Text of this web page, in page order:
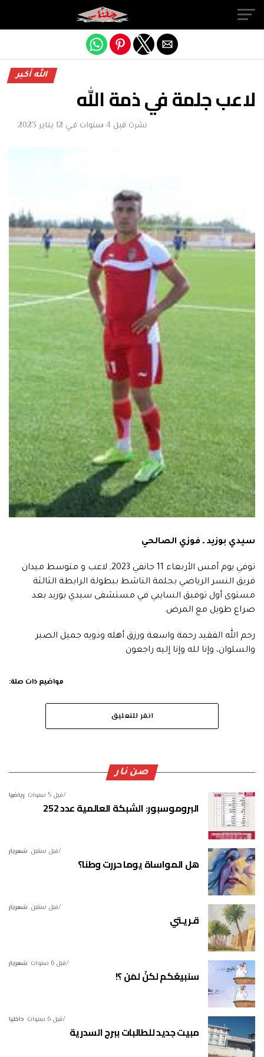
الله أكبر
لاعب جلمة في ذمة الله
نشرت قبل 4 سنوات في 12 يناير 2023
سيدي بوزيد ـ فوزي الصالحي
توفي يوم أمس الأربعاء 11 جانفي 2023, لاعب و متوسط ميدان
فريق النسر الرياضي بجلمة الناشط ببطولة الرابطة الثالثة
مستوى أول توفيق السايبي في مستشفى سيدي بوزيد بعد
صراع طويل مع المرض.
رحم الله الفقيد رحمة واسعة ورزق أهله وذويه جميل الصبر
والسلوان، وإنا لله وإنا إليه راجعون
مواضيع ذات صلة:
انقر للتعليق
صن نار
رياضيا قبل 5 سنوات
البروموسبور: الشبكة العالمية عدد 252
شعريار قبل سنتين
هل المواساة يوما حررت وطنا؟
شعريار قبل سنتين
قـريـتي
شعريار قبل 6 سنوات
سنبيعُكم لكنْ لمَن ؟!
داخليا قبل 6 سنوات
مبيت جديد للطالبات ببرج السدرية
Exit mobile version